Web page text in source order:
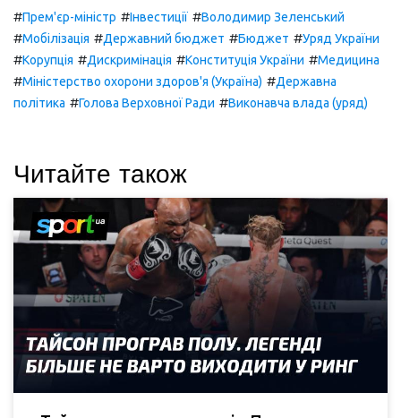
#Прем'єр-міністр #Інвестиції #Володимир Зеленський
#Мобілізація #Державний бюджет #Бюджет #Уряд України
#Корупція #Дискримінація #Конституція України #Медицина
#Міністерство охорони здоров'я (Україна) #Державна
політика #Голова Верховної Ради #Виконавча влада (уряд)
Читайте також